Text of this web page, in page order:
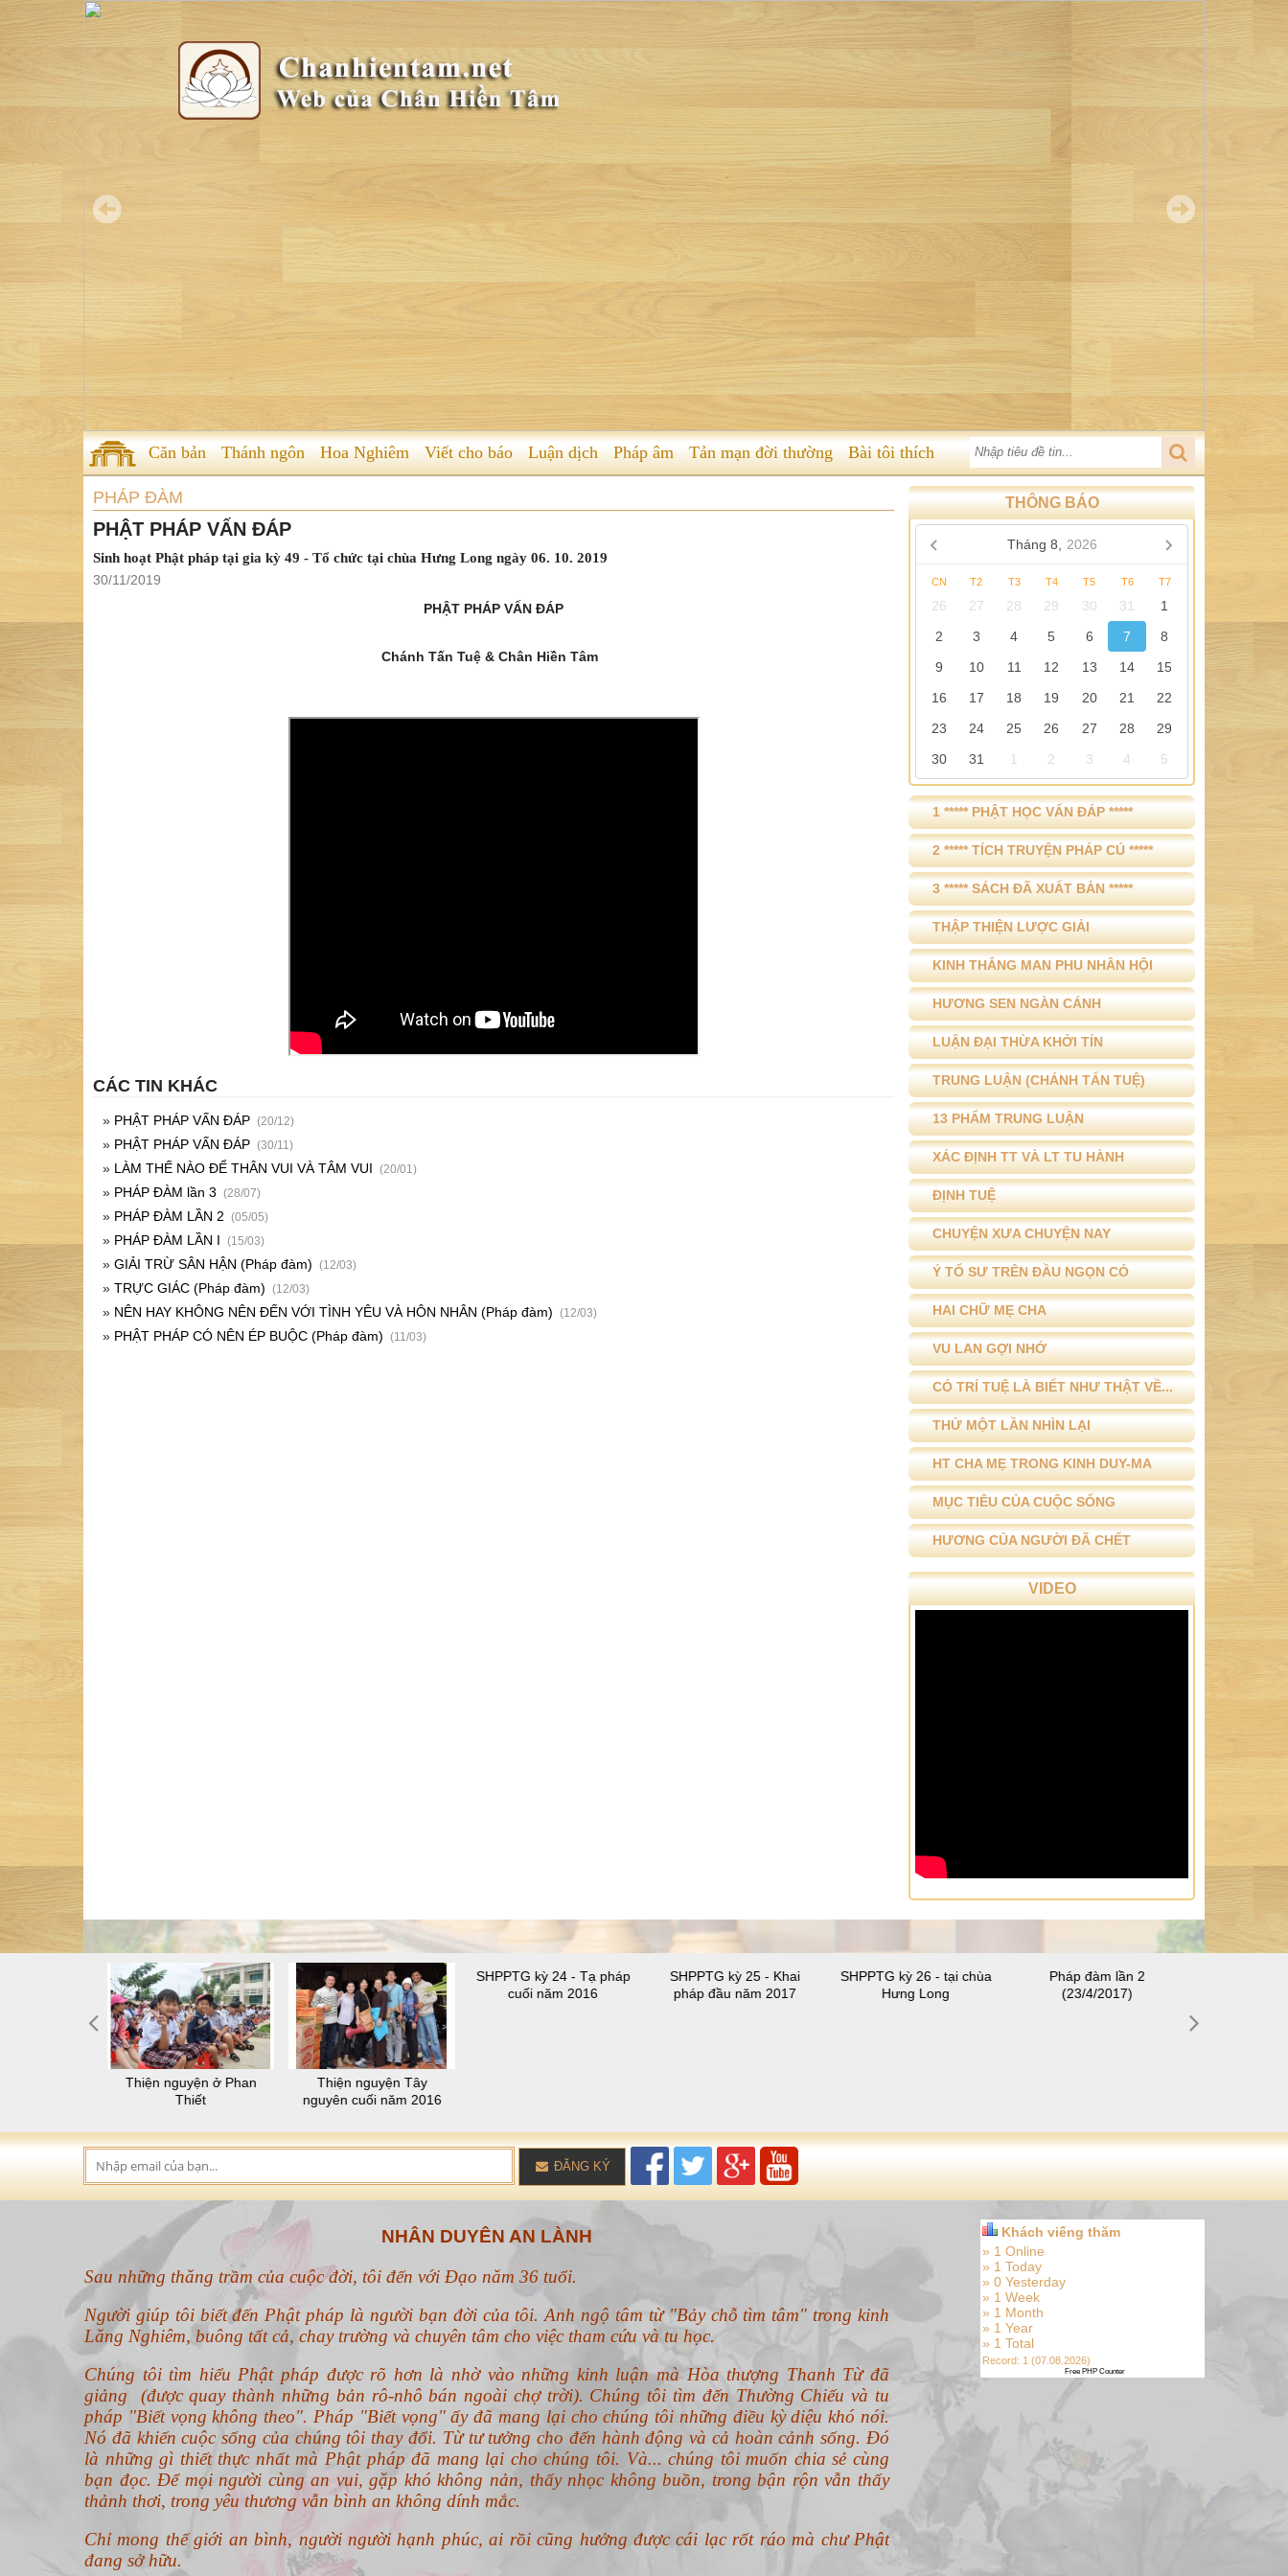
Căn bản Thánh ngôn Hoa Nghiêm Viết cho báo Luận dịch Pháp âm Tản mạn đời thường Bài tôi thích
PHÁP ĐÀM
PHẬT PHÁP VẤN ĐÁP
Sinh hoạt Phật pháp tại gia kỳ 49 - Tổ chức tại chùa Hưng Long ngày 06. 10. 2019
30/11/2019
PHẬT PHÁP VẤN ĐÁP
Chánh Tấn Tuệ & Chân Hiền Tâm
CÁC TIN KHÁC
» PHẬT PHÁP VẤN ĐÁP (20/12)
» PHẬT PHÁP VẤN ĐÁP (30/11)
» LÀM THẾ NÀO ĐỂ THÂN VUI VÀ TÂM VUI (20/01)
» PHÁP ĐÀM lần 3 (28/07)
» PHÁP ĐÀM LẦN 2 (05/05)
» PHÁP ĐÀM LẦN I (15/03)
» GIẢI TRỪ SÂN HẬN (Pháp đàm) (12/03)
» TRỰC GIÁC (Pháp đàm) (12/03)
» NÊN HAY KHÔNG NÊN ĐẾN VỚI TÌNH YÊU VÀ HÔN NHÂN (Pháp đàm) (12/03)
» PHẬT PHÁP CÓ NÊN ÉP BUỘC (Pháp đàm) (11/03)
THÔNG BÁO
Tháng 8, 2026
CN T2 T3 T4 T5 T6 T7
26 27 28 29 30 31
1
2
3 4 5 6 7
8
9
10 11 12 13 14
15
16
17 18 19 20 21
22
23
24 25 26 27 28
29
30
31 1 2 3 4 5
1 ***** PHẬT HỌC VẤN ĐÁP *****
2 ***** TÍCH TRUYỆN PHÁP CÚ *****
3 ***** SÁCH ĐÃ XUẤT BẢN *****
THẬP THIỆN LƯỢC GIẢI
KINH THẮNG MAN PHU NHÂN HỘI
HƯƠNG SEN NGÀN CÁNH
LUẬN ĐẠI THỪA KHỞI TÍN
TRUNG LUẬN (CHÁNH TẤN TUỆ)
13 PHẨM TRUNG LUẬN
XÁC ĐỊNH TT VÀ LT TU HÀNH
ĐỊNH TUỆ
CHUYỆN XƯA CHUYỆN NAY
Ý TỔ SƯ TRÊN ĐẦU NGỌN CỎ
HAI CHỮ MẸ CHA
VU LAN GỢI NHỚ
CÓ TRÍ TUỆ LÀ BIẾT NHƯ THẬT VỀ...
THỬ MỘT LẦN NHÌN LẠI
HT CHA MẸ TRONG KINH DUY-MA
MỤC TIÊU CỦA CUỘC SỐNG
HƯƠNG CỦA NGƯỜI ĐÃ CHẾT
VIDEO
Thiện nguyện ở Phan
Thiết
Thiện nguyện Tây
nguyên cuối năm 2016
SHPPTG kỳ 24 - Tạ pháp
cuối năm 2016
SHPPTG kỳ 25 - Khai
pháp đầu năm 2017
SHPPTG kỳ 26 - tại chùa
Hưng Long
Pháp đàm lần 2
(23/4/2017)
ĐĂNG KÝ
NHÂN DUYÊN AN LÀNH
Sau những thăng trầm của cuộc đời, tôi đến với Đạo năm 36 tuổi.
Người giúp tôi biết đến Phật pháp là người bạn đời của tôi. Anh ngộ tâm từ "Bảy chỗ tìm tâm" trong kinh
Lăng Nghiêm, buông tất cả, chay trường và chuyên tâm cho việc tham cứu và tu học.
Chúng tôi tìm hiểu Phật pháp được rõ hơn là nhờ vào những kinh luận mà Hòa thượng Thanh Từ đã
giảng (được quay thành những bản rô-nhô bán ngoài chợ trời). Chúng tôi tìm đến Thường Chiếu và tu
pháp "Biết vọng không theo". Pháp "Biết vọng" ấy đã mang lại cho chúng tôi những điều kỳ diệu khó nói.
Nó đã khiến cuộc sống của chúng tôi thay đổi. Từ tư tưởng cho đến hành động và cả hoàn cảnh sống. Đó
là những gì thiết thực nhất mà Phật pháp đã mang lại cho chúng tôi. Và... chúng tôi muốn chia sẻ cùng
bạn đọc. Để mọi người cùng an vui, gặp khó không nản, thấy nhọc không buồn, trong bận rộn vẫn thấy
thảnh thơi, trong yêu thương vẫn bình an không dính mắc.
Chỉ mong thế giới an bình, người người hạnh phúc, ai rồi cũng hưởng được cái lạc rốt ráo mà chư Phật
đang sở hữu.
Khách viếng thăm
» 1 Online
» 1 Today
» 0 Yesterday
» 1 Week
» 1 Month
» 1 Year
» 1 Total
Record: 1 (07.08.2026)
Free PHP Counter